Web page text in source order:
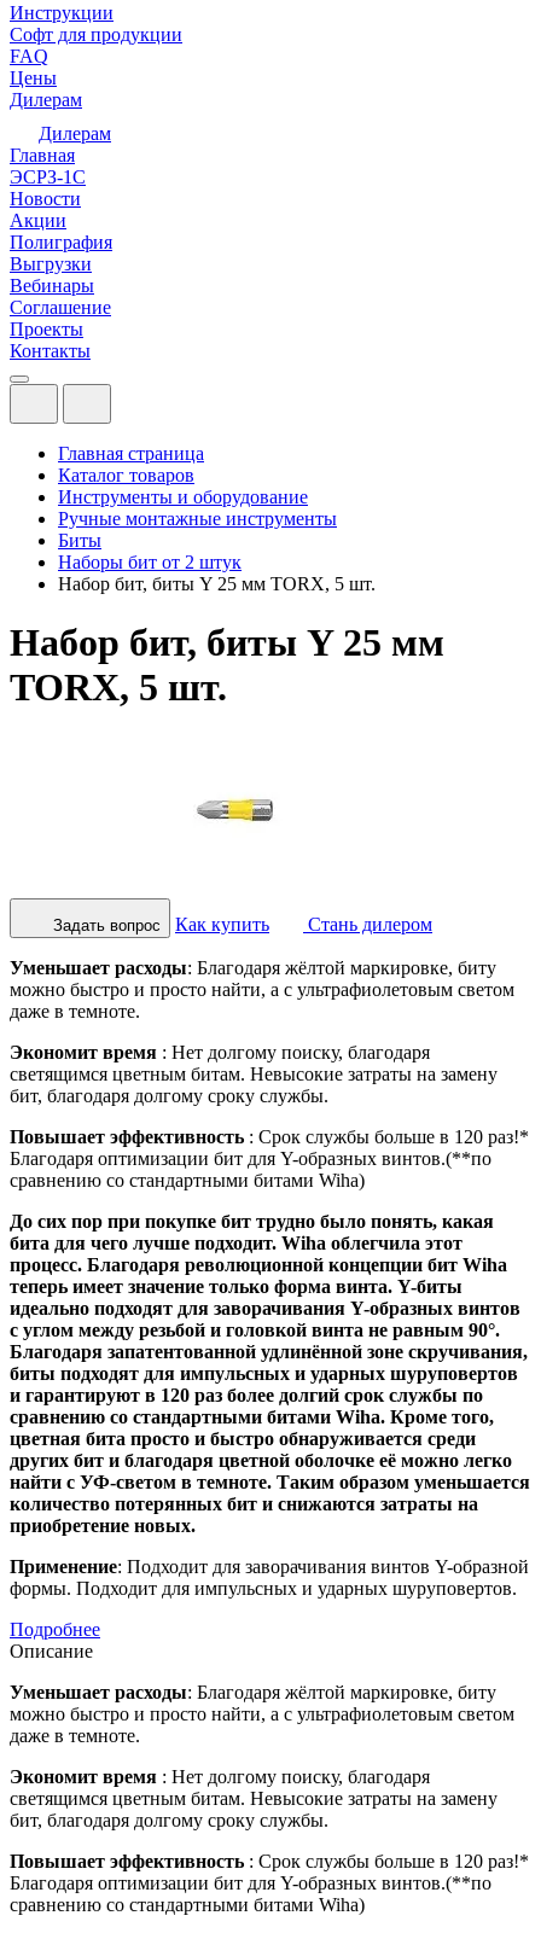
Инструкции
Софт для продукции
FAQ
Цены
Дилерам
Дилерам
Главная
ЭСРЗ-1С
Новости
Акции
Полиграфия
Выгрузки
Вебинары
Соглашение
Проекты
Контакты
Главная страница
Каталог товаров
Инструменты и оборудование
Ручные монтажные инструменты
Биты
Наборы бит от 2 штук
Набор бит, биты Y 25 мм TORX, 5 шт.
Набор бит, биты Y 25 мм
TORX, 5 шт.
Задать вопрос Как купить Стань дилером
Уменьшает расходы: Благодаря жёлтой маркировке, биту
можно быстро и просто найти, а с ультрафиолетовым светом
даже в темноте.
Экономит время : Нет долгому поиску, благодаря
светящимся цветным битам. Невысокие затраты на замену
бит, благодаря долгому сроку службы.
Повышает эффективность : Срок службы больше в 120 раз!*
Благодаря оптимизации бит для Y-образных винтов.(**по
сравнению со стандартными битами Wiha)
До сих пор при покупке бит трудно было понять, какая
бита для чего лучше подходит. Wiha облегчила этот
процесс. Благодаря революционной концепции бит Wiha
теперь имеет значение только форма винта. Y-биты
идеально подходят для заворачивания Y-образных винтов
с углом между резьбой и головкой винта не равным 90°.
Благодаря запатентованной удлинённой зоне скручивания,
биты подходят для импульсных и ударных шуруповертов
и гарантируют в 120 раз более долгий срок службы по
сравнению со стандартными битами Wiha. Кроме того,
цветная бита просто и быстро обнаруживается среди
других бит и благодаря цветной оболочке её можно легко
найти с УФ-светом в темноте. Таким образом уменьшается
количество потерянных бит и снижаются затраты на
приобретение новых.
Применение: Подходит для заворачивания винтов Y-образной
формы. Подходит для импульсных и ударных шуруповертов.
Подробнее
Описание
Уменьшает расходы: Благодаря жёлтой маркировке, биту
можно быстро и просто найти, а с ультрафиолетовым светом
даже в темноте.
Экономит время : Нет долгому поиску, благодаря
светящимся цветным битам. Невысокие затраты на замену
бит, благодаря долгому сроку службы.
Повышает эффективность : Срок службы больше в 120 раз!*
Благодаря оптимизации бит для Y-образных винтов.(**по
сравнению со стандартными битами Wiha)